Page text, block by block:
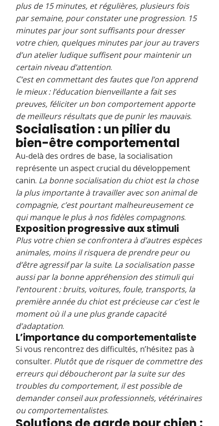
plus de 15 minutes, et régulières, plusieurs fois
par semaine, pour constater une progression. 15
minutes par jour sont suffisants pour dresser
votre chien, quelques minutes par jour au travers
d’un atelier ludique suffisent pour maintenir un
certain niveau d’attention.
C’est en commettant des fautes que l’on apprend
le mieux : l’éducation bienveillante a fait ses
preuves, féliciter un bon comportement apporte
de meilleurs résultats que de punir les mauvais.
Socialisation : un pilier du
bien-être comportemental
Au-delà des ordres de base, la socialisation
représente un aspect crucial du développement
canin. La bonne socialisation du chiot est la chose
la plus importante à travailler avec son animal de
compagnie, c’est pourtant malheureusement ce
qui manque le plus à nos fidèles compagnons.
Exposition progressive aux stimuli
Plus votre chien se confrontera à d’autres espèces
animales, moins il risquera de prendre peur ou
d’être agressif par la suite. La socialisation passe
aussi par la bonne appréhension des stimuli qui
l’entourent : bruits, voitures, foule, transports, la
première année du chiot est précieuse car c’est le
moment où il a une plus grande capacité
d’adaptation.
L’importance du comportementaliste
Si vous rencontrez des difficultés, n’hésitez pas à
consulter. Plutôt que de risquer de commettre des
erreurs qui déboucheront par la suite sur des
troubles du comportement, il est possible de
demander conseil aux professionnels, vétérinaires
ou comportementalistes.